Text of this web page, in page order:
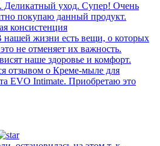
Деликатный уход. Супер! Очень
покупаю данный продукт.
консистенция
жизни есть вещи, о которых
не отменяет их важность.
наше здоровье и комфорт.
отзывом о Креме-мыле для
EVO Intimate. Приобретаю это